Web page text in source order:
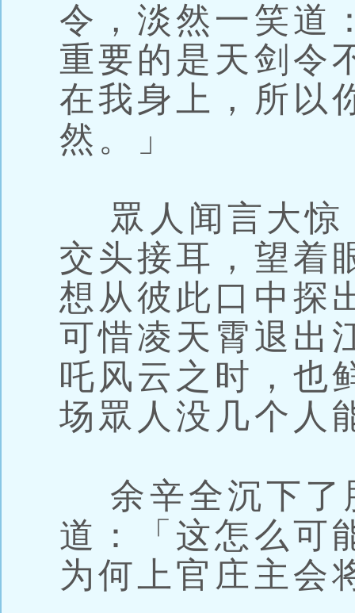
令，淡然一笑道
重要的是天剑令
在我身上，所以
然。」
眾人闻言大惊
交头接耳，望着
想从彼此口中探
可惜凌天霄退出
吒风云之时，也
场眾人没几个人
余辛全沉下了
道：「这怎么可
为何上官庄主会